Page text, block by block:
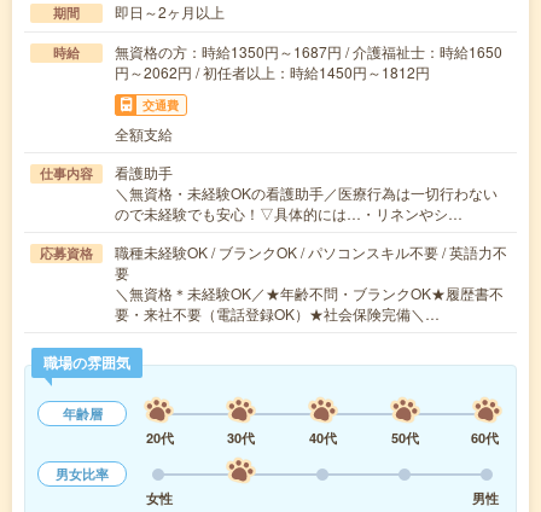
期間 即日～2ヶ月以上
時給
無資格の方：時給1350円～1687円 / 介護福祉士：時給1650
円～2062円 / 初任者以上：時給1450円～1812円
交通費
全額支給
仕事内容
看護助手
＼無資格・未経験OKの看護助手／医療行為は一切行わない
ので未経験でも安心！▽具体的には…・リネンやシ…
応募資格
職種未経験OK / ブランクOK / パソコンスキル不要 / 英語力不
要
＼無資格＊未経験OK／★年齢不問・ブランクOK★履歴書不
要・来社不要（電話登録OK）★社会保険完備＼…
職場の雰囲気
年齢層
20代
30代 40代 50代
60代
男女比率
女性
男性